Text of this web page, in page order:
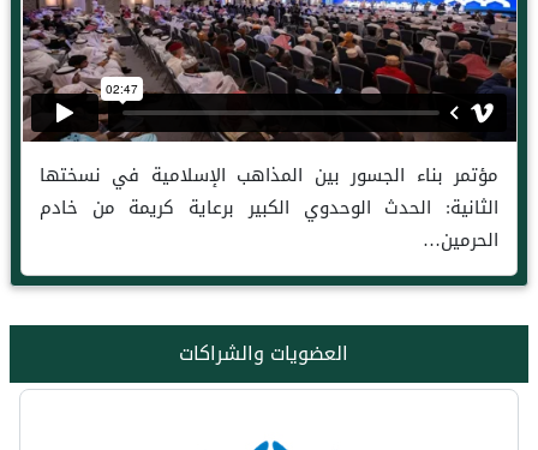
مؤتمر بناء الجسور بين المذاهب الإسلامية في نسختها
الثانية: الحدث الوحدوي الكبير برعاية كريمة من خادم
الحرمين…
العضويات والشراكات